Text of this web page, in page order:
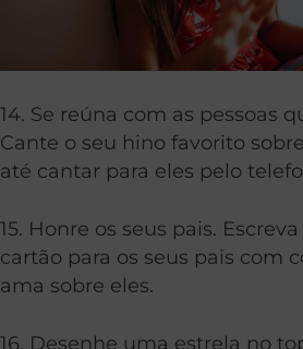
14. Se reúna com as pessoas
Cante o seu hino favorito
até cantar para eles pelo
15. Honre os seus pais.
cartão para os seus pais com
ama sobre eles.
16. Desenhe uma estrela no